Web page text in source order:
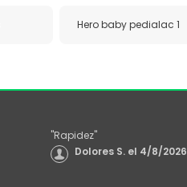
Hero baby pedialac 1
"Rapidez"
Dolores S. el 4/8/2026